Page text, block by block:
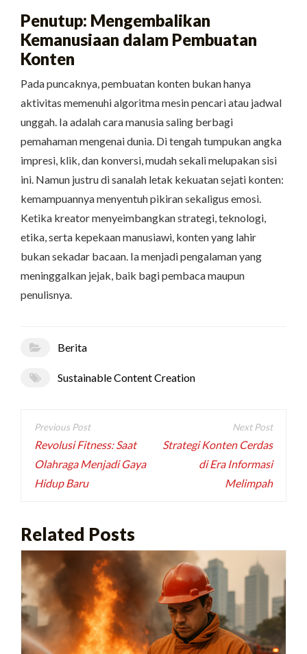
Penutup: Mengembalikan
Kemanusiaan dalam Pembuatan
Konten
Pada puncaknya, pembuatan konten bukan hanya
aktivitas memenuhi algoritma mesin pencari atau jadwal
unggah. Ia adalah cara manusia saling berbagi
pemahaman mengenai dunia. Di tengah tumpukan angka
impresi, klik, dan konversi, mudah sekali melupakan sisi
ini. Namun justru di sanalah letak kekuatan sejati konten:
kemampuannya menyentuh pikiran sekaligus emosi.
Ketika kreator menyeimbangkan strategi, teknologi,
etika, serta kepekaan manusiawi, konten yang lahir
bukan sekadar bacaan. Ia menjadi pengalaman yang
meninggalkan jejak, baik bagi pembaca maupun
penulisnya.
Berita
Sustainable Content Creation
Navigasi
pos
Revolusi Fitness: Saat
Olahraga Menjadi Gaya
Hidup Baru
Strategi Konten Cerdas
di Era Informasi
Melimpah
Related Posts